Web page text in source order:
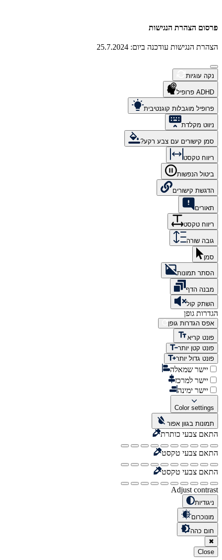
פרסום הצהרת הנגישות
הצהרת הנגישות עודכנה ביום: 25.7.2024
נקה עוגיות
ADHD פרופיל
פרופיל מוגבלות קוגנטיבית
ניווט מקלדת
סמן קישורים עם צבע רקע?
ריווח טקסט
ביטול הנפשות
הדגשת קישורים
תאורים
ריווח טקסט
גובה שורה
סמן
הסתר תמונות
מבנה הדף
השתק קול
הגדרות גופן
אפס הגדרות גופן
פונט קריא
פונט קטן יותר
פונט גדול יותר
יישר שמאלה
יישר למרכז
יישר ימינה
Color settings
תמונות בגוון אפור
התאם צבעי כותרת
התאם צבעי טקסט
התאם צבעי טקסט
Adjust contrast
ניגודיות
מונוכרום
חום כהה
✖
Close